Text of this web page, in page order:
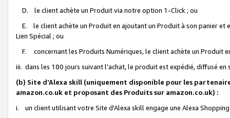
D. le client achète un Produit via notre option 1-Click ; ou
E. le client achète un Produit en ajoutant un Produit à son panier et
Lien Spécial ; ou
F. concernant les Produits Numériques, le client achète un Produit
iii. dans les 180 jours suivant l'achat, le produit est expédié, diffusé
(b) Site d'Alexa skill (uniquement disponible pour les
amazon.co.uk et proposant des Produits sur amazon.co.uk) :
i. un client utilisant votre Site d'Alexa skill engage une Alexa